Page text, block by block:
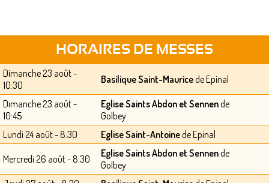
HORAIRES DE MESSES
Dimanche 23 août -
10:30
Basilique Saint-Mauricede Epinal
Dimanche 23 août -
10:45
Eglise Saints Abdon et Sennende
Golbey
Lundi 24 août - 8:30
Eglise Saint-Antoinede Epinal
Mercredi 26 août - 8:30 Eglise Saints Abdon et Sennende
Golbey